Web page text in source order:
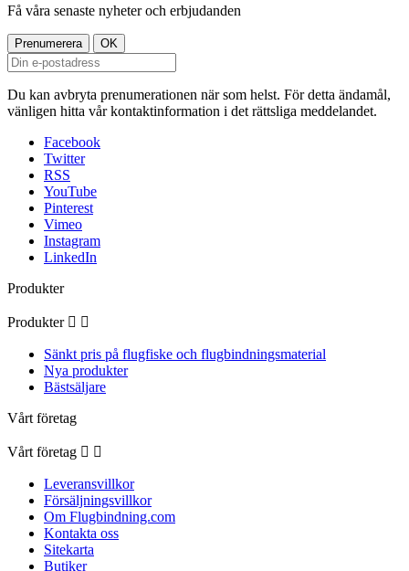
Få våra senaste nyheter och erbjudanden
Du kan avbryta prenumerationen när som helst. För detta ändamål,
vänligen hitta vår kontaktinformation i det rättsliga meddelandet.
Facebook
Twitter
RSS
YouTube
Pinterest
Vimeo
Instagram
LinkedIn
Produkter
Produkter  
Sänkt pris på flugfiske och flugbindningsmaterial
Nya produkter
Bästsäljare
Vårt företag
Vårt företag  
Leveransvillkor
Försäljningsvillkor
Om Flugbindning.com
Kontakta oss
Sitekarta
Butiker